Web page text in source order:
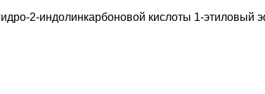
2-индолинкарбоновой кислоты 1-этиловый